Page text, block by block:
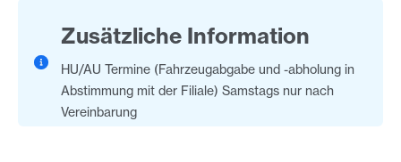
Zusätzliche Information
HU/AU Termine (Fahrzeugabgabe und -abholung in
Abstimmung mit der Filiale) Samstags nur nach
Vereinbarung